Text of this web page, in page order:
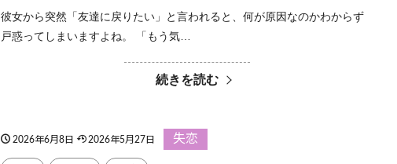
彼女から突然「友達に戻りたい」と言われると、何が原因なのかわからず
戸惑ってしまいますよね。 「もう気…
続きを読む
2026年6月8日 2026年5月27日 失恋